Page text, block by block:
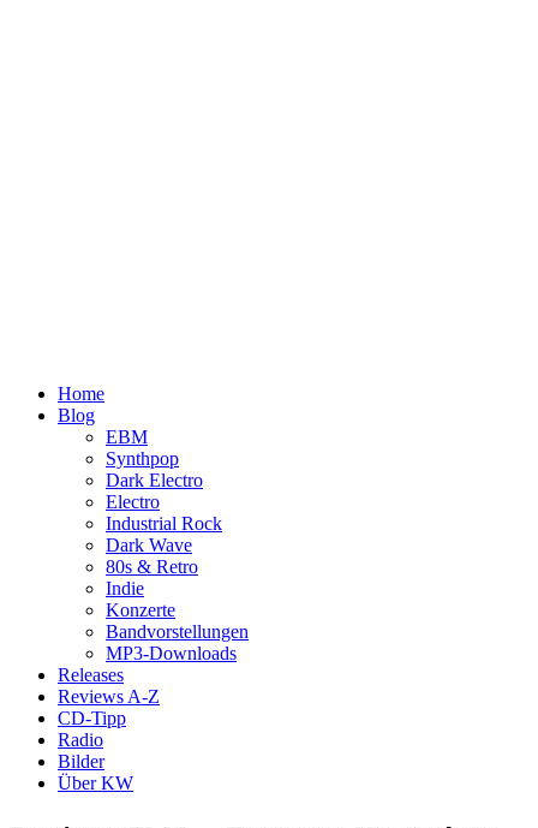
Home
Blog
EBM
Synthpop
Dark Electro
Electro
Industrial Rock
Dark Wave
80s & Retro
Indie
Konzerte
Bandvorstellungen
MP3-Downloads
Releases
Reviews A-Z
CD-Tipp
Radio
Bilder
Über KW